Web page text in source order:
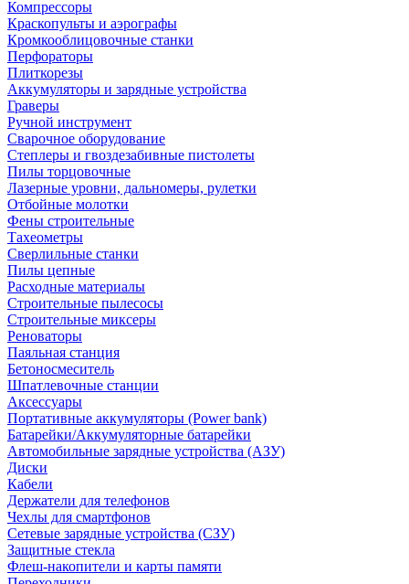
Компрессоры
Краскопульты и аэрографы
Кромкооблицовочные станки
Перфораторы
Плиткорезы
Аккумуляторы и зарядные устройства
Граверы
Ручной инструмент
Сварочное оборудование
Степлеры и гвоздезабивные пистолеты
Пилы торцовочные
Лазерные уровни, дальномеры, рулетки
Отбойные молотки
Фены строительные
Тахеометры
Сверлильные станки
Пилы цепные
Расходные материалы
Строительные пылесосы
Строительные миксеры
Реноваторы
Паяльная станция
Бетоносмеситель
Шпатлевочные станции
Аксессуары
Портативные аккумуляторы (Power bank)
Батарейки/Аккумуляторные батарейки
Автомобильные зарядные устройства (АЗУ)
Диски
Кабели
Держатели для телефонов
Чехлы для смартфонов
Сетевые зарядные устройства (СЗУ)
Защитные стекла
Флеш-накопители и карты памяти